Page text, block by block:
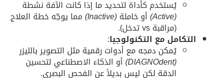
يُستخدم كأداة لتحديد ما إذا كانت الآفة نشطة
(Active) أو خاملة (Inactive) مما يوجّه خطة العلاج
(مراقبة vs تدخل).
التكامل مع التكنولوجيا:
يُمكن دمجه مع أدوات رقمية مثل التصوير بالليزر
(DIAGNOdent) أو الذكاء الاصطناعي لتحسين
الدقة لكن ليس بديلاً عن الفحص البصري.